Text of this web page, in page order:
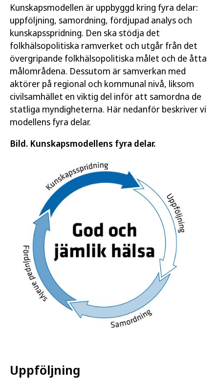
Kunskapsmodellen är uppbyggd kring fyra delar:
uppföljning, samordning, fördjupad analys och
kunskapsspridning. Den ska stödja det
folkhälsopolitiska ramverket och utgår från det
övergripande folkhälsopolitiska målet och de åtta
målområdena. Dessutom är samverkan med
aktörer på regional och kommunal nivå, liksom
civilsamhället en viktig del inför att samordna de
statliga myndigheterna. Här nedanför beskriver vi
modellens fyra delar.
Bild. Kunskapsmodellens fyra delar.
Uppföljning